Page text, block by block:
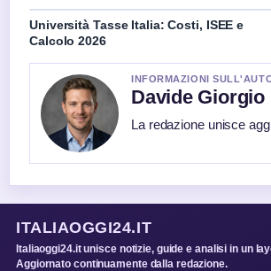
Università Tasse Italia: Costi, ISEE e
Calcolo 2026
INFORMAZIONI
Davide
La redazione unisce
ITALIAOGGI24.IT
Italiaoggi24.it unisce notizie, guide e analisi in un
Aggiornato continuamente dalla redazione.